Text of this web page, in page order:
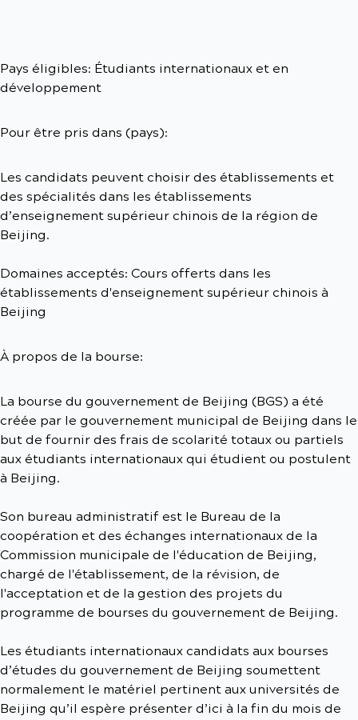
Pays éligibles: Étudiants internationaux et en
développement
Pour être pris dans (pays):
Les candidats peuvent choisir des établissements et
des spécialités dans les établissements
d’enseignement supérieur chinois de la région de
Beijing.
Domaines acceptés: Cours offerts dans les
établissements d'enseignement supérieur chinois à
Beijing
À propos de la bourse:
La bourse du gouvernement de Beijing (BGS) a été
créée par le gouvernement municipal de Beijing dans le
but de fournir des frais de scolarité totaux ou partiels
aux étudiants internationaux qui étudient ou postulent
à Beijing.
Son bureau administratif est le Bureau de la
coopération et des échanges internationaux de la
Commission municipale de l'éducation de Beijing,
chargé de l'établissement, de la révision, de
l'acceptation et de la gestion des projets du
programme de bourses du gouvernement de Beijing.
Les étudiants internationaux candidats aux bourses
d’études du gouvernement de Beijing soumettent
normalement le matériel pertinent aux universités de
Beijing qu’il espère présenter d’ici à la fin du mois de